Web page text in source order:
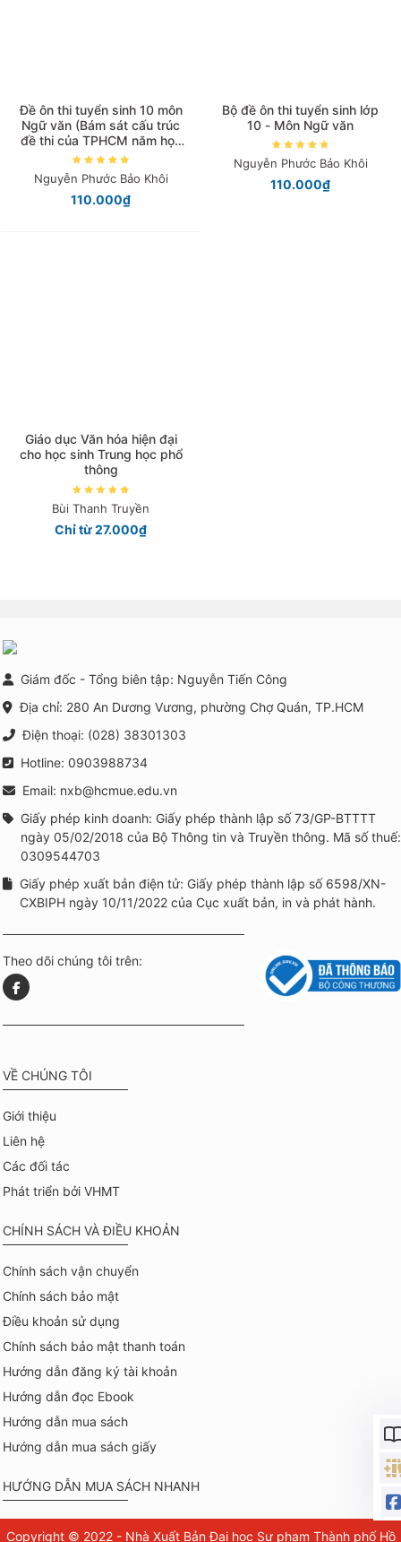
Đề ôn thi tuyển sinh 10 môn
Ngữ văn (Bám sát cấu trúc
đề thi của TPHCM năm học
2025-2026)
Nguyễn Phước Bảo Khôi
110.000₫
Bộ đề ôn thi tuyển sinh lớp
10 - Môn Ngữ văn
Nguyễn Phước Bảo Khôi
110.000₫
Giáo dục Văn hóa hiện đại
cho học sinh Trung học phổ
thông
Bùi Thanh Truyền
Chỉ từ 27.000₫
Giám đốc - Tổng biên tập: Nguyễn Tiến Công
Địa chỉ: 280 An Dương Vương, phường Chợ Quán, TP.HCM
Điện thoại: (028) 38301303
Hotline: 0903988734
Email: nxb@hcmue.edu.vn
Giấy phép kinh doanh: Giấy phép thành lập số 73/GP-BTTTT
ngày 05/02/2018 của Bộ Thông tin và Truyền thông. Mã số thuế:
0309544703
Giấy phép xuất bản điện tử: Giấy phép thành lập số 6598/XN-
CXBIPH ngày 10/11/2022 của Cục xuất bản, in và phát hành.
Theo dõi chúng tôi trên:
VỀ CHÚNG TÔI
Giới thiệu
Liên hệ
Các đối tác
Phát triển bởi VHMT
CHÍNH SÁCH VÀ ĐIỀU KHOẢN
Chính sách vận chuyển
Chính sách bảo mật
Điều khoản sử dụng
Chính sách bảo mật thanh toán
Hướng dẫn đăng ký tài khoản
Hướng dẫn đọc Ebook
Hướng dẫn mua sách
Hướng dẫn mua sách giấy
HƯỚNG DẪN MUA SÁCH NHANH
Copyright © 2022 - Nhà Xuất Bản Đại học Sư phạm Thành phố Hồ